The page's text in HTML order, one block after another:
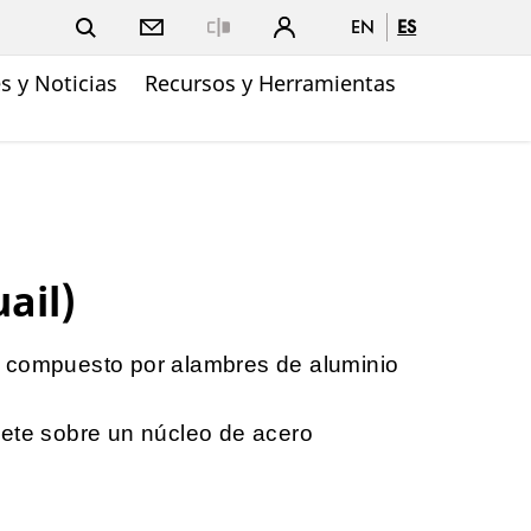
EN ES
y Noticias
Recursos y Herramientas
por alambres de aluminio
sobre un núcleo de acero